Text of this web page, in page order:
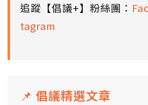
追蹤【倡議+】粉絲團：
tagram
📌 倡議精選文章